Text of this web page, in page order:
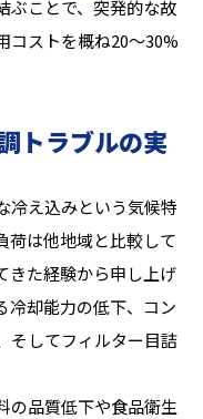
ぶことで、突発的な故
コストを概ね20〜30%
トラブルの実
冷え込みという気候特
荷は他地域と比較して
きた経験から申し上げ
冷却能力の低下、コン
そしてフィルター目詰
の品質低下や食品衛生